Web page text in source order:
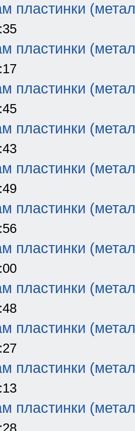
пластинки
пластинки
пластинки
пластинки
пластинки
пластинки
пластинки
пластинки
пластинки
пластинки
пластинки